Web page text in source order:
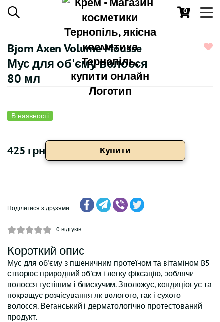
0
Bjorn Axen Volume Mousse
Мус для об'єму волосся
80 мл
В наявності
425 грн Купити
Поділитися з друзями
0 відгуків
Короткий опис
Мус для об'єму з пшеничним протеїном та вітаміном B5
створює природний об'єм і легку фіксацію, роблячи
волосся густішим і блискучим. Зволожує, кондиціонує та
покращує розчісування як вологого, так і сухого
волосся. Веганський і дерматологічно протестований
продукт.